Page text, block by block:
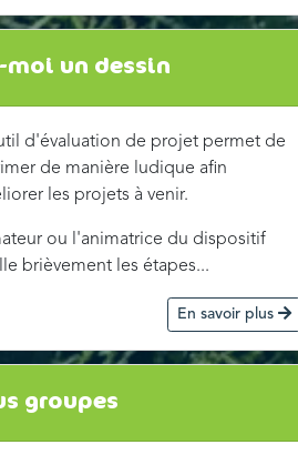
moi un dessin
d'évaluation de projet permet de
de manière ludique afin
les projets à venir.
ou l'animatrice du dispositif
brièvement les étapes...
En savoir plus
groupes